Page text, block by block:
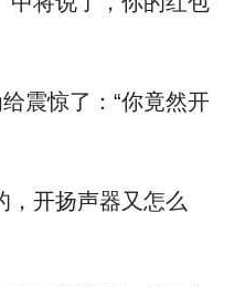
惊了：“你竟然开
开扬声器又怎么